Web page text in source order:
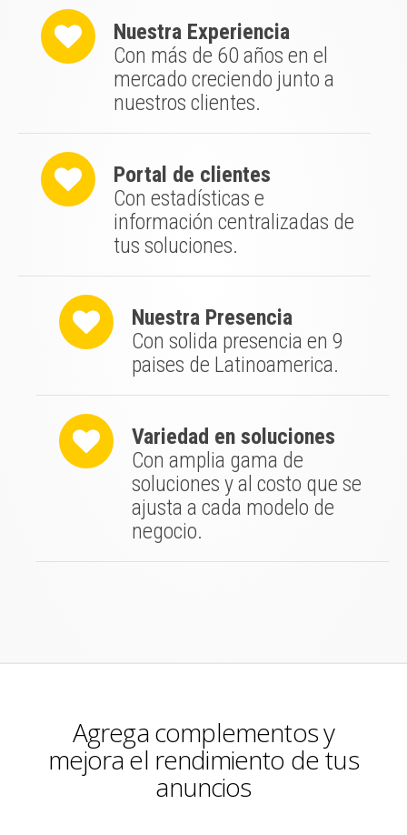
Nuestra Experiencia
Con más de 60 años en el
mercado creciendo junto a
nuestros clientes.
Portal de clientes
Con estadísticas e
información centralizadas de
tus soluciones.
Nuestra Presencia
Con solida presencia en 9
paises de Latinoamerica.
Variedad en soluciones
Con amplia gama de
soluciones y al costo que se
ajusta a cada modelo de
negocio.
Agrega complementos y
mejora el rendimiento de tus
anuncios